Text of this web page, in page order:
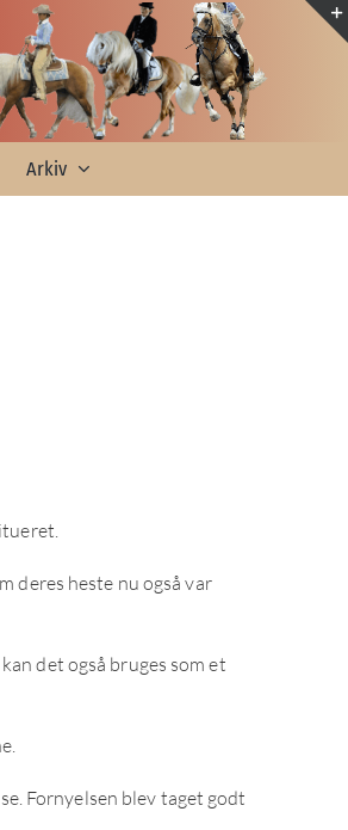
Arkiv
deres heste nu også var
det også bruges som et
Fornyelsen blev taget godt